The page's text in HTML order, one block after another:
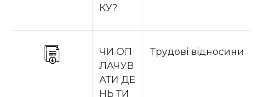
КУ?
ЧИ ОП
ЛАЧУВ
АТИ ДЕ
НЬ ТИ
Трудові відносини